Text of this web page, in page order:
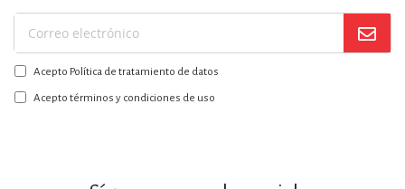
Suscríbase
a
nuestro
boletín:
Acepto Política de tratamiento de datos
Acepto términos y condiciones de uso